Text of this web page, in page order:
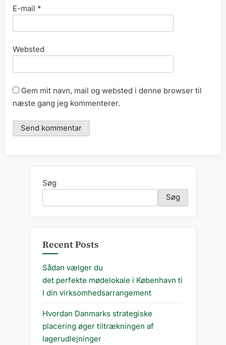
E-mail *
Websted
Gem mit navn, mail og websted i denne browser til
næste gang jeg kommenterer.
Søg
Søg
Recent Posts
Sådan vælger du
det perfekte mødelokale i København ti
l din virksomhedsarrangement
Hvordan Danmarks strategiske
placering øger tiltrækningen af
lagerudlejninger